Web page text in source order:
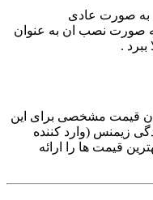
به صورت عادی
صورت نصب ان به عنوان
ببرد .
قیمت مشخصی برای این
زیمنس (وارد کننده
قیمت ها را ارائه